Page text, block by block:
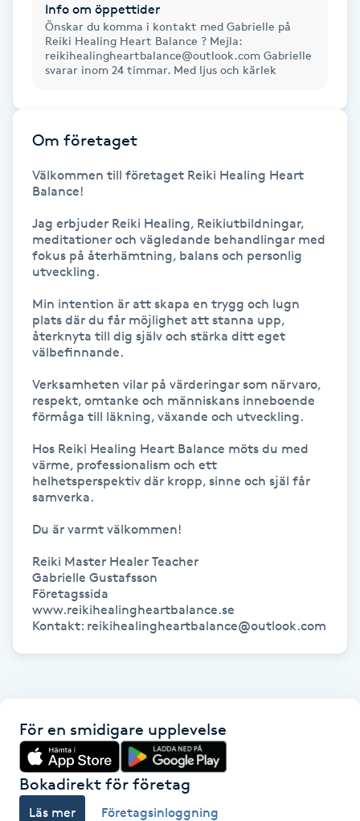
Gelenaglar
Gellack
Gellack med förstärkning
Gravidmassage
Gravidyoga
Gruppträning
Gua Sha-massage
Hatha Yoga
Headspa
Herrklippning
HIFU
Hollywood Peel
Hot Stone Massage
Huduppstramning
Hudvård
Info om öppettider
Önskar du komma i kontakt med Gabrielle på
Reiki Healing Heart Balance ? Mejla:
reikihealingheartbalance@outlook.com Gabrielle
svarar inom 24 timmar. Med ljus och kärlek
Om företaget
Välkommen till företaget Reiki Healing Heart
Balance!
Jag erbjuder Reiki Healing, Reikiutbildningar,
meditationer och vägledande behandlingar med
fokus på återhämtning, balans och personlig
utveckling.
Min intention är att skapa en trygg och lugn
plats där du får möjlighet att stanna upp,
återknyta till dig själv och stärka ditt eget
välbefinnande.
Verksamheten vilar på värderingar som närvaro,
respekt, omtanke och människans inneboende
förmåga till läkning, växande och utveckling.
Hos Reiki Healing Heart Balance möts du med
värme, professionalism och ett
helhetsperspektiv där kropp, sinne och själ får
samverka.
Du är varmt välkommen!
Reiki Master Healer Teacher
Gabrielle Gustafsson
Företagssida
www.reikihealingheartbalance.se
Kontakt: reikihealingheartbalance@outlook.com
För en smidigare upplevelse
Bokadirekt för företag
Läs mer Företagsinloggning